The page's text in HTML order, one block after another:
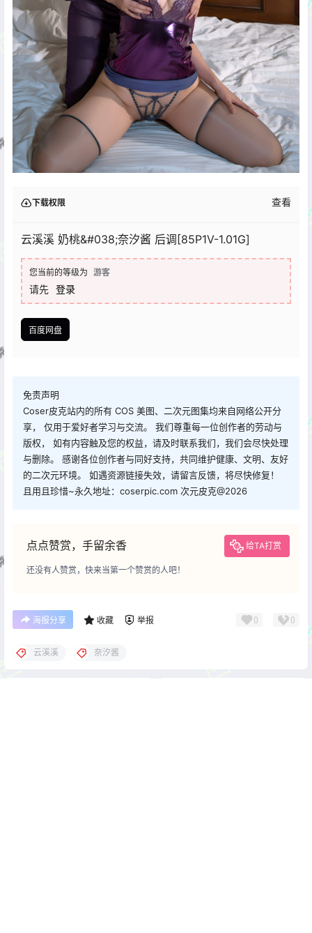
下载权限 查看
云溪溪 奶桃&#038;奈汐酱 后调[85P1V-1.01G]
您当前的等级为 游客
请先 登录
百度网盘
免责声明
Coser皮克站内的所有 COS 美图、二次元图集均来自网络公开分
享， 仅用于爱好者学习与交流。 我们尊重每一位创作者的劳动与
版权， 如有内容触及您的权益，请及时联系我们，我们会尽快处理
与删除。 感谢各位创作者与同好支持，共同维护健康、文明、友好
的二次元环境。 如遇资源链接失效，请留言反馈，将尽快修复！
且用且珍惜~永久地址：coserpic.com 次元皮克@2026
点点赞赏，手留余香 给TA打赏
还没有人赞赏，快来当第一个赞赏的人吧！
海报分享 收藏 举报 0 0
云溪溪 奈汐酱